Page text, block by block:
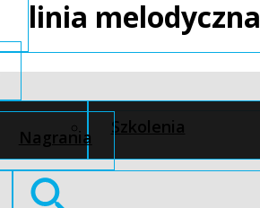
Szkolenia
Nagrania
linia melodyczna